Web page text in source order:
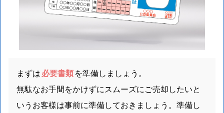
まずは 必要書類 を準備しましょう。
無駄なお手間をかけずにスムーズにご売却したいと
いうお客様は事前に準備しておきましょう。準備し